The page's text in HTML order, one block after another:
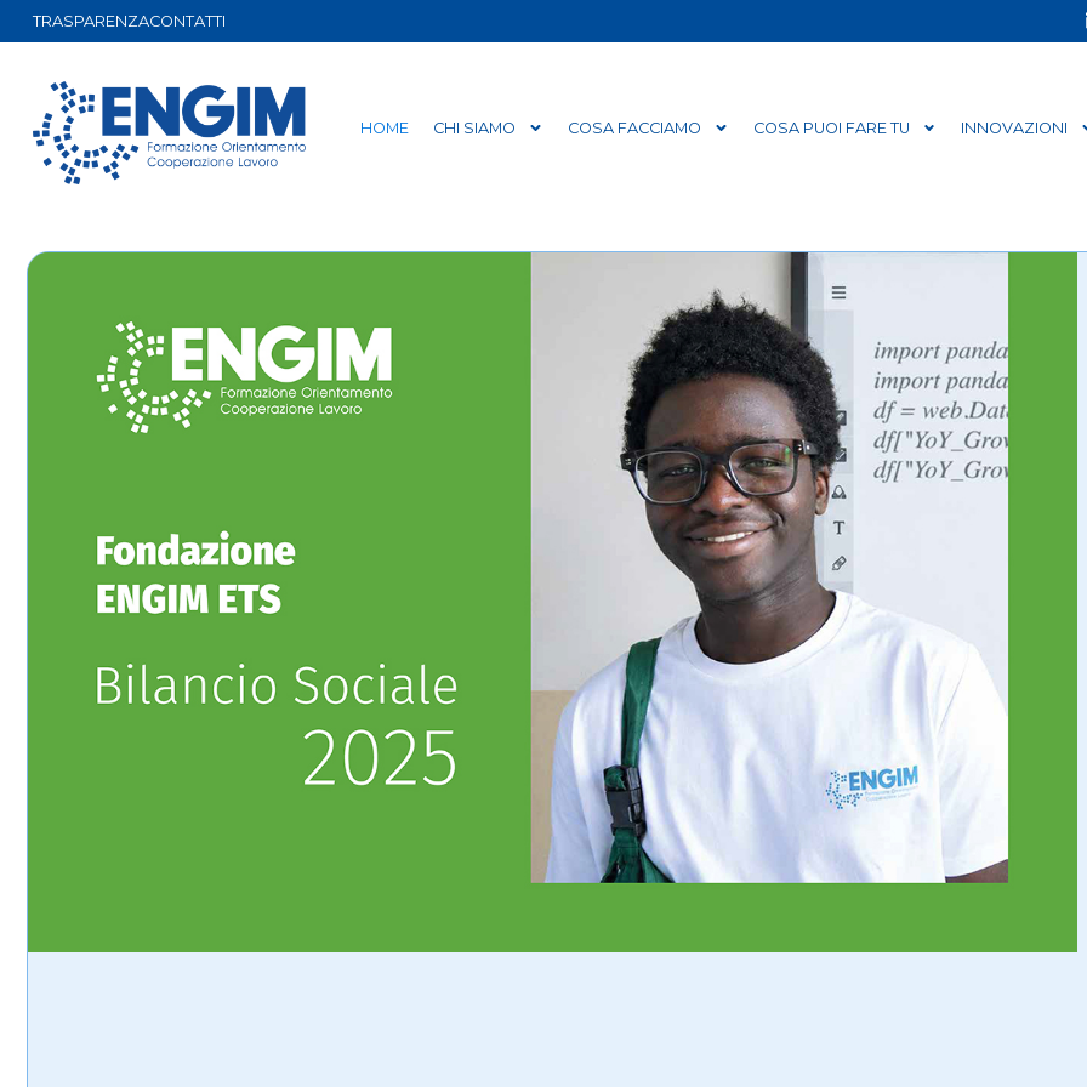
TRASPARENZACONTATTI
HOME CHI SIAMO COSA FACCIAMO COSA PUOI FARE TU INNOVAZIONI